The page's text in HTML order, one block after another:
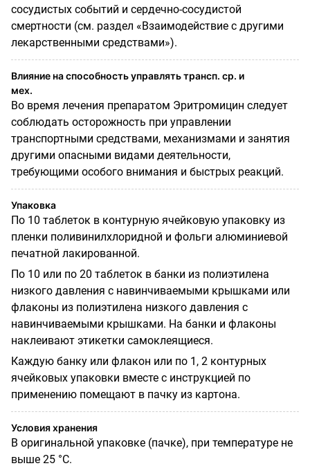
сосудистых событий и сердечно-сосудистой
смертности (см. раздел «Взаимодействие с другими
ле­карственными средствами»).
Влияние на способность управлять трансп. ср. и
мех.
Во время лечения препаратом Эритромицин следует
соблюдать осторожность при управлении
транспортными средствами, механизмами и занятия
другими опасными видами деятельности,
требующими особого внимания и быстрых реакций.
Упаковка
По 10 таблеток в контурную ячейковую упаковку из
пленки поливинилхлоридной и фольги алюминиевой
печатной лакированной.
По 10 или по 20 таблеток в банки из полиэтилена
низкого давления с навинчиваемыми крышками или
флаконы из полиэтилена низкого давления с
навинчиваемыми крышками. На банки и флаконы
наклеивают этикетки самоклеящиеся.
Каждую банку или флакон или по 1, 2 контурных
ячейковых упаковки вместе с инструкцией по
применению помещают в пачку из картона.
Условия хранения
В оригинальной упаковке (пачке), при температуре не
выше 25 °С.